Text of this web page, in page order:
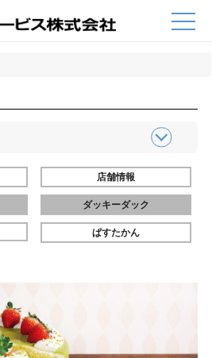
店舗情報
ダッキーダック
ぱすたかん